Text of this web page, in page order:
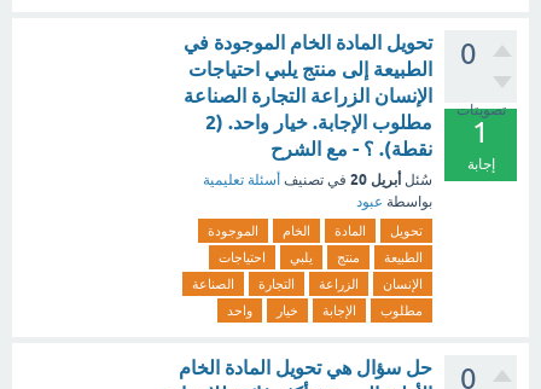
0
تصويتات
1
إجابة
تحويل المادة الخام الموجودة في
الطبيعة إلى منتج يلبي احتياجات
الإنسان الزراعة التجارة الصناعة
مطلوب الإجابة. خيار واحد. (2
نقطة). ؟ - مع الشرح
سُئل أبريل 20 في تصنيف أسئلة تعليمية
بواسطة عبود
تحويل المادة الخام
الموجودة
الطبيعة
منتج يلبي
احتياجات
الإنسان
الزراعة التجارة
الصناعة
مطلوب
الإجابة خيار واحد
0
حل سؤال هي تحويل المادة الخام